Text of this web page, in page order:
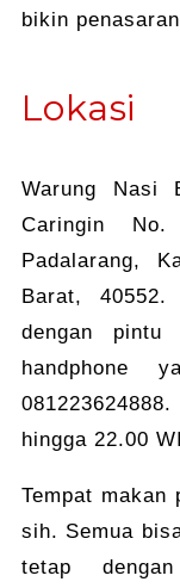
bikin
Lokasi
Warung Nasi
Caringin No.
Padalarang,
Barat,
dengan pintu
handphone
hingga 22.00
Tempat makan
sih. Semua
tetap